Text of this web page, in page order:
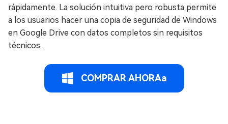
rápidamente. La solución intuitiva pero robusta permite
a los usuarios hacer una copia de seguridad de Windows
en Google Drive con datos completos sin requisitos
técnicos.
COMPRAR AHORAa